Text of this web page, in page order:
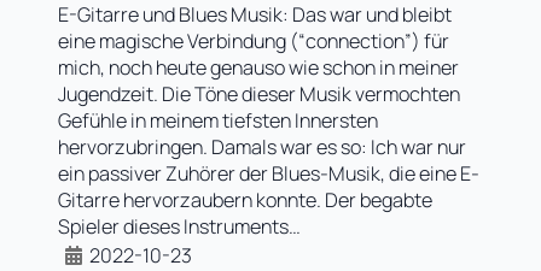
E-Gitarre und Blues Musik: Das war und bleibt
eine magische Verbindung (“connection”) für
mich, noch heute genauso wie schon in meiner
Jugendzeit. Die Töne dieser Musik vermochten
Gefühle in meinem tiefsten Innersten
hervorzubringen. Damals war es so: Ich war nur
ein passiver Zuhörer der Blues-Musik, die eine E-
Gitarre hervorzaubern konnte. Der begabte
Spieler dieses Instruments…
2022-10-23